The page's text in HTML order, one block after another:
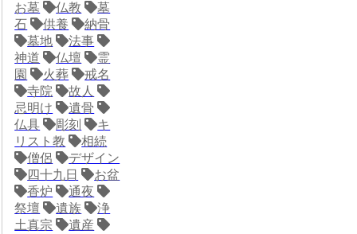
お墓
仏教
墓
石
供養
納骨
墓地
法事
神道
仏壇
霊
園
火葬
戒名
寺院
故人
忌明け
遺骨
仏具
彫刻
キ
リスト教
相続
僧侶
デザイン
四十九日
お盆
香炉
通夜
祭壇
遺族
浄
土真宗
遺産